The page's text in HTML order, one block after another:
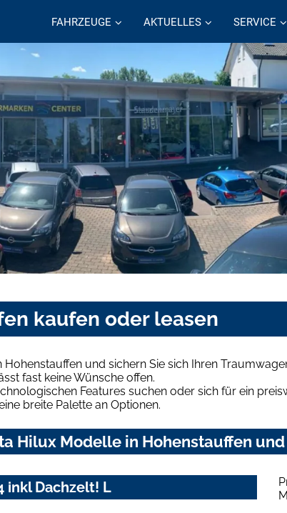
FAHRZEUGE AKTUELLES SERVICE
kaufen oder leasen
und sichern Sie sich Ihren
fast keine Wünsche offen.
Features suchen oder sich für ein
breite Palette an Optionen.
Hilux Modelle in Hohenstauffen
inkl Dachzelt! L